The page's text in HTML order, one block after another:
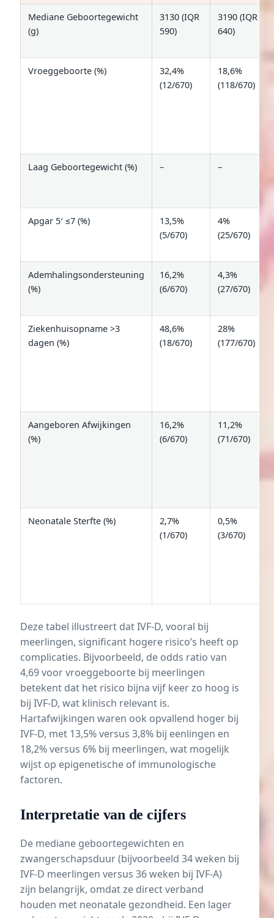
Mediane Geboortegewicht
(g)
3130 (IQR
590)
3190 (IQR
640)
Vroeggeboorte (%)
32,4%
(12/670)
18,6%
(118/670)
Laag Geboortegewicht (%) – –
Apgar 5′ ≤7 (%)
13,5%
(5/670)
4%
(25/670)
Ademhalingsondersteuning
(%)
16,2%
(6/670)
4,3%
(27/670)
Ziekenhuisopname >3
dagen (%)
48,6%
(18/670)
28%
(177/670)
Aangeboren Afwijkingen
(%)
16,2%
(6/670)
11,2%
(71/670)
Neonatale Sterfte (%)
2,7%
(1/670)
0,5%
(3/670)
Deze tabel illustreert dat IVF-D, vooral bij
meerlingen, significant hogere risico’s heeft op
complicaties. Bijvoorbeeld, de odds ratio van
4,69 voor vroeggeboorte bij meerlingen
betekent dat het risico bijna vijf keer zo hoog is
bij IVF-D, wat klinisch relevant is.
Hartafwijkingen waren ook opvallend hoger bij
IVF-D, met 13,5% versus 3,8% bij eenlingen en
18,2% versus 6% bij meerlingen, wat mogelijk
wijst op epigenetische of immunologische
factoren.
Interpretatie van de cijfers
De mediane geboortegewichten en
zwangerschapsduur (bijvoorbeeld 34 weken bij
IVF-D meerlingen versus 36 weken bij IVF-A)
zijn belangrijk, omdat ze direct verband
houden met neonatale gezondheid. Een lager